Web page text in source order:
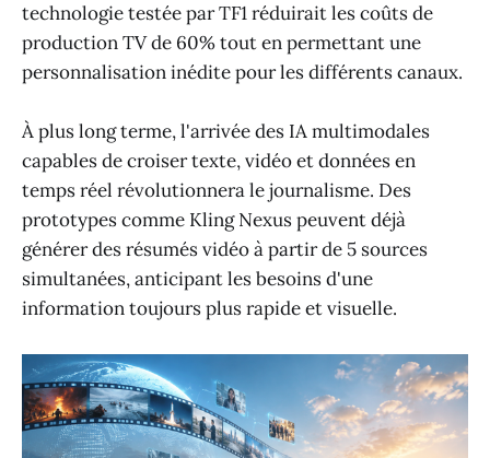
technologie testée par TF1 réduirait les coûts de
production TV de 60% tout en permettant une
personnalisation inédite pour les différents canaux.
À plus long terme, l'arrivée des IA multimodales
capables de croiser texte, vidéo et données en
temps réel révolutionnera le journalisme. Des
prototypes comme Kling Nexus peuvent déjà
générer des résumés vidéo à partir de 5 sources
simultanées, anticipant les besoins d'une
information toujours plus rapide et visuelle.